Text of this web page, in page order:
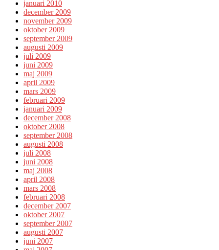
januari 2010
december 2009
november 2009
oktober 2009
september 2009
augusti 2009
juli 2009
juni 2009
maj 2009
april 2009
mars 2009
februari 2009
januari 2009
december 2008
oktober 2008
september 2008
augusti 2008
juli 2008
juni 2008
maj 2008
april 2008
mars 2008
februari 2008
december 2007
oktober 2007
september 2007
augusti 2007
juni 2007